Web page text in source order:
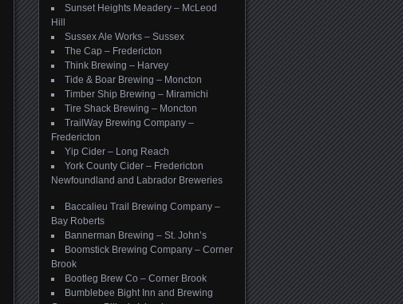
Sunset Heights Meadery – McLeod
Hill
Sussex Ale Works – Sussex
The Cap – Fredericton
Think Brewing – Harvey
Tide & Boar Brewing – Moncton
Timber Ship Brewing – Miramichi
Tire Shack Brewing – Moncton
TrailWay Brewing Company –
Fredericton
Yip Cider – Long Reach
York County Cider – Fredericton
Newfoundland and Labrador Breweries
Baccalieu Trail Brewing Company –
Bay Roberts
Bannerman Brewing – St. John’s
Boomstick Brewing Company – Corner
Brook
Bootleg Brew Co – Corner Brook
Bumblebee Bight Inn and Brewing